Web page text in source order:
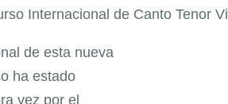
Internacional de Canto Tenor
de esta nueva
ha estado
vez por el